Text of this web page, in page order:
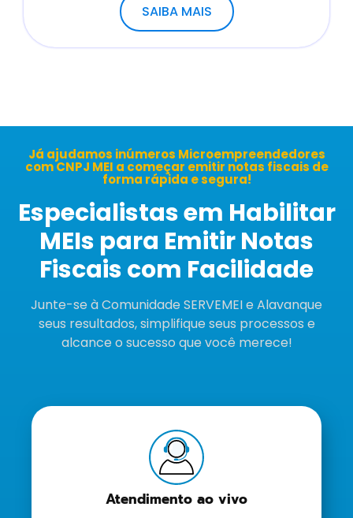
SAIBA MAIS
Já ajudamos inúmeros Microempreendedores
com CNPJ MEI a começar emitir notas fiscais de
forma rápida e segura!
Especialistas em Habilitar
MEIs para Emitir Notas
Fiscais com Facilidade
Junte-se à Comunidade SERVEMEI e Alavanque
seus resultados, simplifique seus processos e
alcance o sucesso que você merece!
Atendimento ao vivo